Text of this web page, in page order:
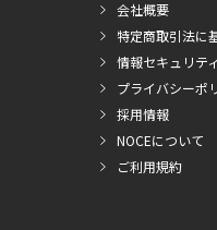
会社概要
特定商取引法に
情報セキュリテ
プライバシーポ
採用情報
NOCEについて
ご利用規約